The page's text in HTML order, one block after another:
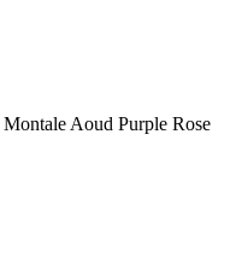
Montale Aoud Purple Rose